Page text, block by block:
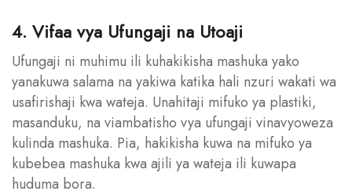
4. Vifaa vya Ufungaji na Utoaji
Ufungaji ni muhimu ili kuhakikisha mashuka yako
yanakuwa salama na yakiwa katika hali nzuri wakati wa
usafirishaji kwa wateja. Unahitaji mifuko ya plastiki,
masanduku, na viambatisho vya ufungaji vinavyoweza
kulinda mashuka. Pia, hakikisha kuwa na mifuko ya
kubebea mashuka kwa ajili ya wateja ili kuwapa
huduma bora.